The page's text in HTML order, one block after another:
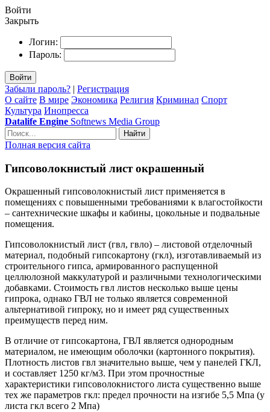
Войти
Закрыть
Логин:
Пароль:
Войти
Забыли пароль? | Регистрация
О сайте В мире Экономика Религия Криминал Спорт
Культура Инопресса
Datalife Engine Softnews Media Group
Найти
Полная версия сайта
Гипсоволокнистый лист окрашенный
Окрашенный гипсоволокнистый лист применяется в
помещениях с повышенными требованиями к влагостойкости
– сантехнические шкафы и кабины, цокольные и подвальные
помещения.
Гипсоволокнистый лист (гвл, гвло) – листовой отделочный
материал, подобный гипсокартону (гкл), изготавливаемый из
строительного гипса, армированного распущенной
целлюлозной маккулатурой и различными технологическими
добавками. Стоимость гвл листов несколько выше цены
гипрока, однако ГВЛ не только является современной
альтернативой гипроку, но и имеет ряд существенных
преимуществ перед ним.
В отличие от гипсокартона, ГВЛ является однородным
материалом, не имеющим оболочки (картонного покрытия).
Плотность листов гвл значительно выше, чем у панелей ГКЛ,
и составляет 1250 кг/м3. При этом прочностные
характеристики гипсоволокнистого листа существенно выше
тех же параметров гкл: предел прочности на изгибе 5,5 Мпа (у
листа гкл всего 2 Мпа)